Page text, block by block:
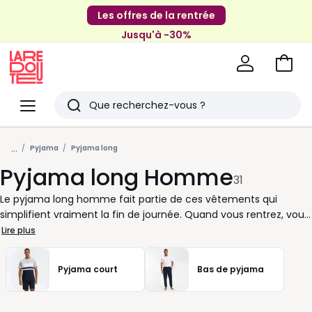
Les offres de la rentrée
Jusqu'à -30%
Menu
Redoute
Rechercher
Derniers
articles
vus
Aller
... Pyjama Pyjama long
Pyjama long Homme31
Le pyjama long homme fait partie de ces vêtements qui
simplifient vraiment la fin de journée. Quand vous rentrez, vous
avez envie de passer rapidement en mode relax, sans réfléchir.
Un ensemble bien choisi vous permet de décrocher tout de
suite, que ce soit pour lire, regarder un film ou préparer la
journée du lendemain. Chez La Redoute, nous sélectionnons
des pyjamas pensés pour un usage quotidien. Des coupes
Lire plus
Pyjama court Bas de pyjama